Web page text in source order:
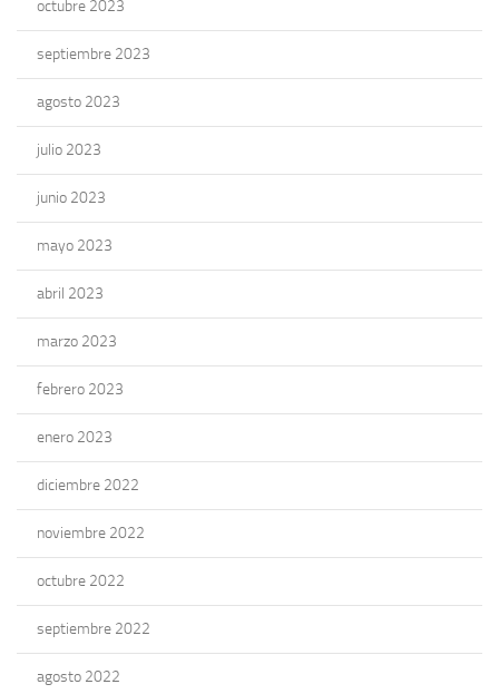
octubre 2023
septiembre 2023
agosto 2023
julio 2023
junio 2023
mayo 2023
abril 2023
marzo 2023
febrero 2023
enero 2023
diciembre 2022
noviembre 2022
octubre 2022
septiembre 2022
agosto 2022